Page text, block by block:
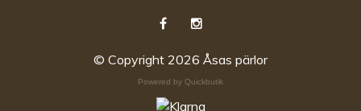
© Copyright 2026 Åsas pärlor
Powered by Quickbutik